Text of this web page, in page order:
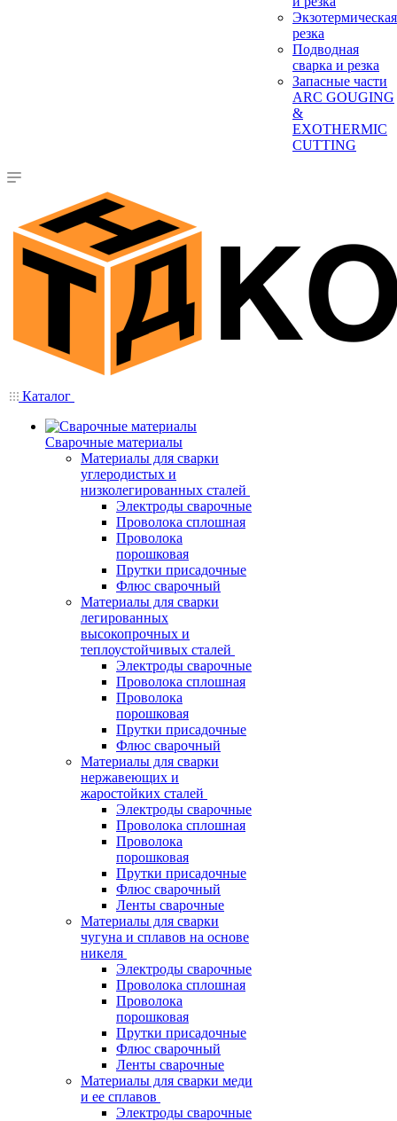
Экзотермическая
резка
Подводная
сварка и резка
Запасные части
ARC GOUGING
&
EXOTHERMIC
CUTTING
Каталог
Сварочные материалы
Материалы для сварки
углеродистых и
низколегированных сталей
Электроды сварочные
Проволока сплошная
Проволока
порошковая
Прутки присадочные
Флюс сварочный
Материалы для сварки
легированных
высокопрочных и
теплоустойчивых сталей
Электроды сварочные
Проволока сплошная
Проволока
порошковая
Прутки присадочные
Флюс сварочный
Материалы для сварки
нержавеющих и
жаростойких сталей
Электроды сварочные
Проволока сплошная
Проволока
порошковая
Прутки присадочные
Флюс сварочный
Ленты сварочные
Материалы для сварки
чугуна и сплавов на основе
никеля
Электроды сварочные
Проволока сплошная
Проволока
порошковая
Прутки присадочные
Флюс сварочный
Ленты сварочные
Материалы для сварки меди
и ее сплавов
Электроды сварочные